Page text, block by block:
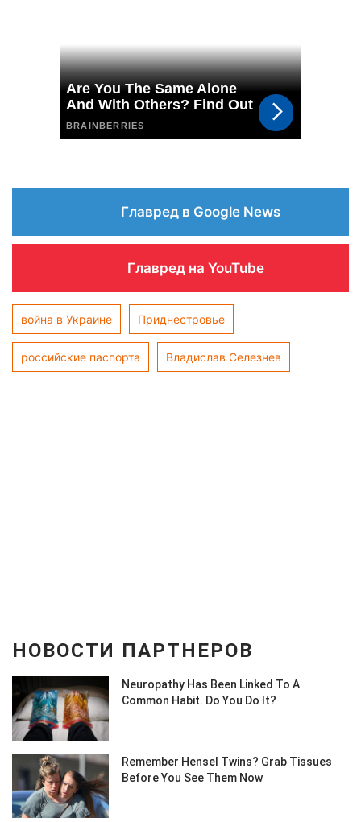
Главред в Google News
Главред на YouTube
война в Украине Приднестровье
российские паспорта Владислав Селезнев